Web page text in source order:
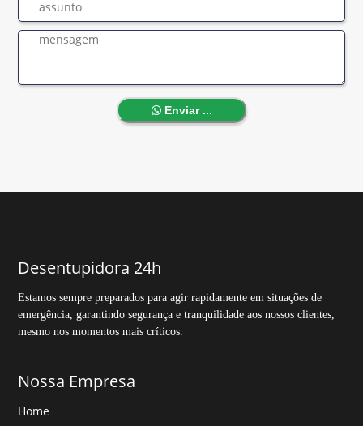
Enviar ...
Desentupidora 24h
Estamos sempre preparados para agir rapidamente em situações de
emergência, garantindo segurança e tranquilidade aos nossos clientes,
mesmo nos momentos mais críticos.
Nossa Empresa
Home